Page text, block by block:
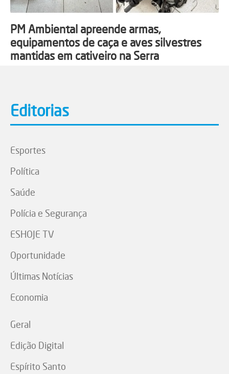
PM Ambiental apreende armas,
equipamentos de caça e aves silvestres
mantidas em cativeiro na Serra
Editorias
Esportes
Política
Saúde
Polícia e Segurança
ESHOJE TV
Oportunidade
Últimas Notícias
Economia
Geral
Edição Digital
Espírito Santo